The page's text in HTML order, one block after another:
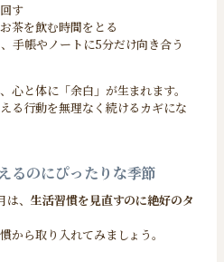
す
茶を飲む時間をとる
手帳やノートに5分だけ向き合う
心と体に「余白」が生まれます。
る行動を無理なく続けるカギにな
るのにぴったりな季節
、 生活習慣を見直すのに絶好のタ
から取り入れてみましょう。